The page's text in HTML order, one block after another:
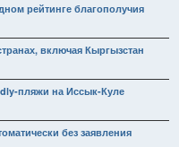
рейтинге благополучия
включая Кыргызстан
пляжи на Иссык-Куле
без заявления